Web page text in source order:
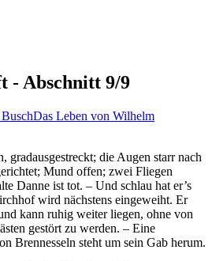
- Abschnitt 9/9
Das Leben von Wilhelm
gradausgestreckt; die Augen starr nach
Mund offen; zwei Fliegen
Danne ist tot. – Und schlau hat er’s
wird nächstens eingeweiht. Er
kann ruhig weiter liegen, ohne von
gestört zu werden. – Eine
Brennesseln steht um sein Gab herum.